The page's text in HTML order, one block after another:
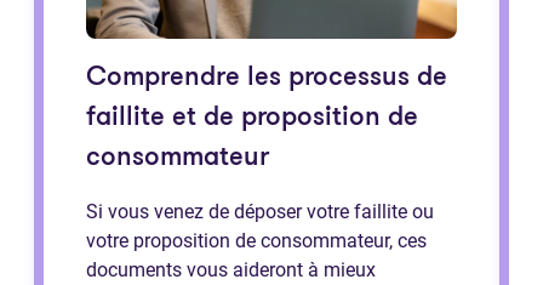
Comprendre les processus de
faillite et de proposition de
consommateur
Si vous venez de déposer votre faillite ou
votre proposition de consommateur, ces
documents vous aideront à mieux